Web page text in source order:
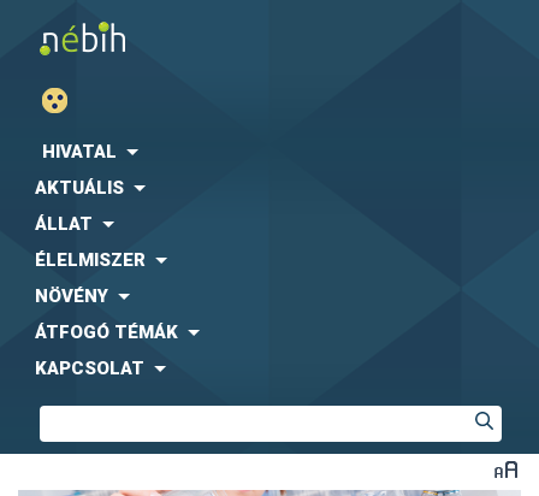
HIVATAL
AKTUÁLIS
ÁLLAT
ÉLELMISZER
NÖVÉNY
ÁTFOGÓ TÉMÁK
KAPCSOLAT